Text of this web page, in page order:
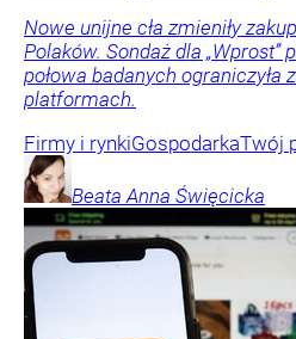
Nowe unijne cła zmieniły
Polaków. Sondaż dla „Wprost”
połowa badanych ograniczyła
platformach.
Firmy i rynkiGospodarkaTwój
Beata Anna Święcicka